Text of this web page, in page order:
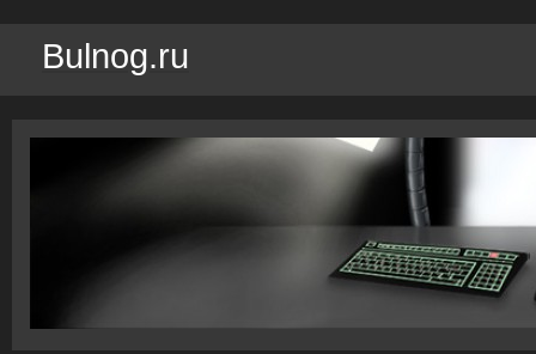
Bulnog.ru